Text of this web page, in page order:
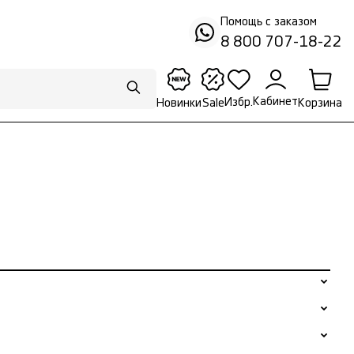
Помощь с заказом
8 800 707-18-22
НовинкиSale Избр. Кабинет Корзина